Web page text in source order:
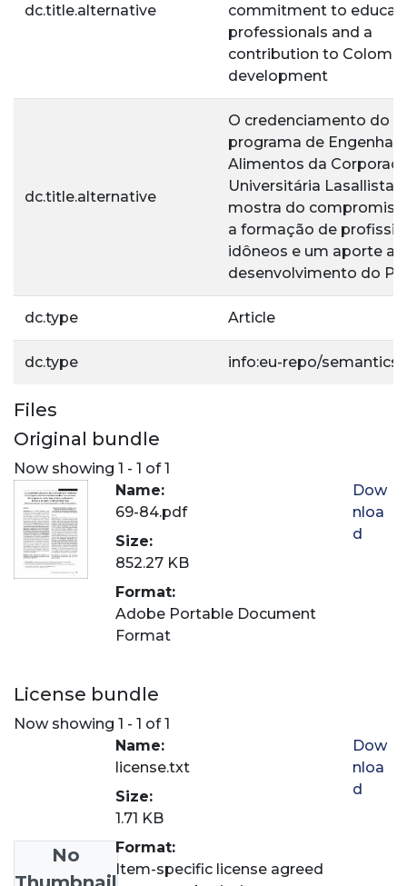
dc.title.alternative
commitment to
professionals and a
contribution to
development
dc.title.alternative
O credenciamento do
programa de
Alimentos da
Universitária Lasallista:
mostra do
a formação de
idôneos e um aporte ao
desenvolvimento do
dc.type Article
dc.type info:eu-repo/
Files
Original bundle
Now showing 1 - 1 of 1
Name:
69-84.pdf
Size:
852.27 KB
Format:
Adobe Portable Document
Format
Dow
nloa
d
License bundle
Now showing 1 - 1 of 1
No
Name:
license.txt
Size:
1.71 KB
Format:
Item-specific license agreed
Dow
nloa
d